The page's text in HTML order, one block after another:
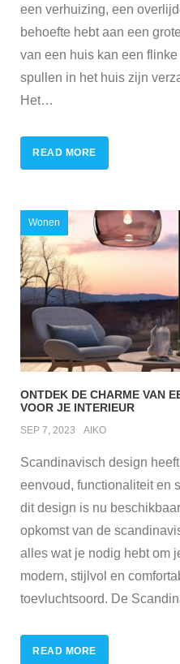
een verhuizing, een
behoefte hebt aan een
van een huis kan een
spullen in het huis zijn
Het…
READ MORE
ONTDEK DE CHARME VAN
VOOR JE INTERIEUR
SEP 7, 2023 AIKO
Wonen
Scandinavisch design
eenvoud, functionaliteit en
dit design is nu
opkomst van de
alles wat je nodig hebt om
modern, stijlvol en
toevluchtsoord. De
READ MORE